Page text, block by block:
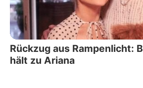
Rückzug aus Rampenlicht:
hält zu Ariana